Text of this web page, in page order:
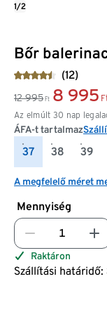
Bőr
(12)
12 995 Ft 8 995
Az elmúlt 30 nap
ÁFA-t tartalmaz
37 38 39
A megfelelő méret
Mennyiség
Raktáron
Szállítási határidő:
1/2